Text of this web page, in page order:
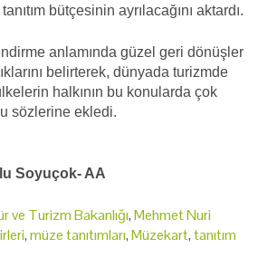
bütçesinin ayrılacağını aktardı.
anlamında güzel geri dönüşler
belirterek, dünyada turizmde
halkının bu konularda çok
sözlerine ekledi.
Soyuçok- AA
ve Turizm Bakanlığı,Mehmet Nuri
,müze tanıtımları,Müzekart,tanıtım